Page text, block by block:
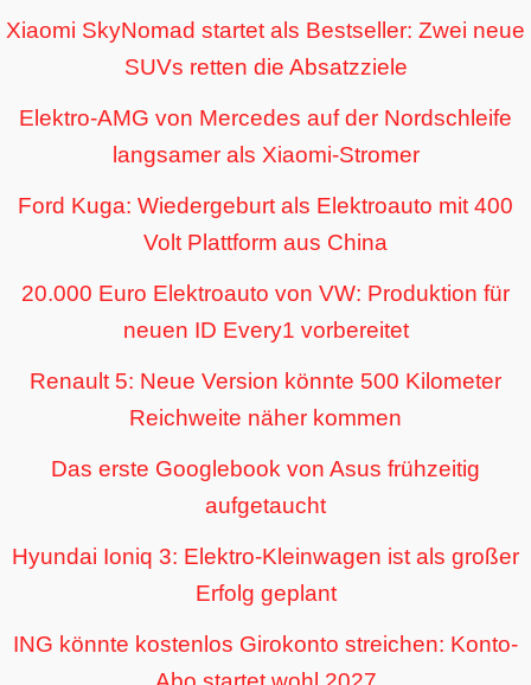
Xiaomi SkyNomad startet als Bestseller: Zwei neue
SUVs retten die Absatzziele
Elektro-AMG von Mercedes auf der Nordschleife
langsamer als Xiaomi-Stromer
Ford Kuga: Wiedergeburt als Elektroauto mit 400
Volt Plattform aus China
20.000 Euro Elektroauto von VW: Produktion für
neuen ID Every1 vorbereitet
Renault 5: Neue Version könnte 500 Kilometer
Reichweite näher kommen
Das erste Googlebook von Asus frühzeitig
aufgetaucht
Hyundai Ioniq 3: Elektro-Kleinwagen ist als großer
Erfolg geplant
ING könnte kostenlos Girokonto streichen: Konto-